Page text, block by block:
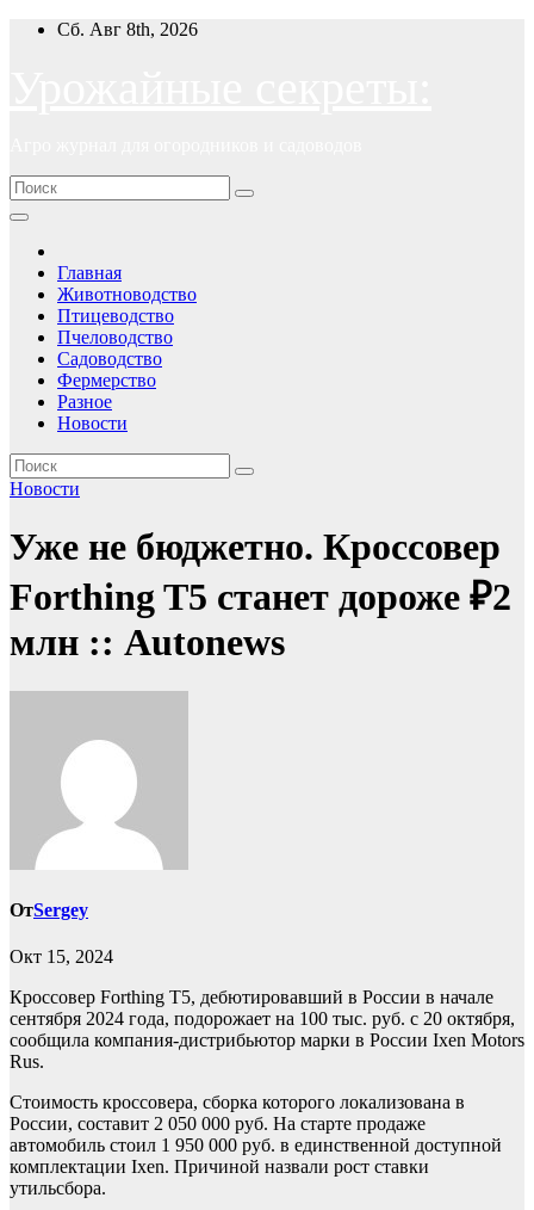
ПерейтиСб. Авг 8th, 2026
Главная
Животноводство
Птицеводство
Пчеловодство
Садоводство
Фермерство
Разное
Новости
Новости
Уже не бюджетно. Кроссовер
Forthing T5 станет дороже ₽2
млн :: Autonews
ОтSergey
Окт 15, 2024
Кроссовер Forthing T5, дебютировавший в России в начале
сентября 2024 года, подорожает на 100 тыс. руб. с 20 октября,
сообщила компания-дистрибьютор марки в России Ixen Motors
Rus.
Стоимость кроссовера, сборка которого локализована в
России, составит 2 050 000 руб. На старте продаже
автомобиль стоил 1 950 000 руб. в единственной доступной
комплектации Ixen. Причиной назвали рост ставки
утильсбора.